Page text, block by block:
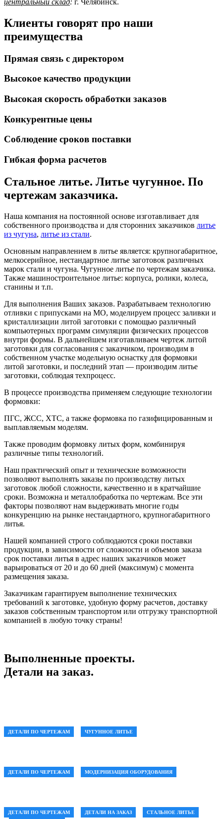
Клиенты говорят про наши
преимущества
Прямая связь с директором
Высокое качество продукции
Высокая скорость обработки заказов
Конкурентные цены
Соблюдение сроков поставки
Гибкая форма расчетов
Стальное литье. Литье чугунное. По
чертежам заказчика.
Наша компания на постоянной основе изготавливает для
собственного производства и для сторонних заказчиков литье
из чугуна, литье из стали.
Основным направлением в литье является: крупногабаритное,
мелкосерийное, нестандартное литье заготовок различных
марок стали и чугуна. Чугунное литье по чертежам заказчика.
Также машиностроительное литье: корпуса, ролики, колеса,
станины и т.п.
Для выполнения Ваших заказов. Разрабатываем технологию
отливки с припусками на МО, моделируем процесс заливки и
кристаллизации литой заготовки с помощью различный
компьютерных программ симуляции физических процессов
внутри формы. В дальнейшем изготавливаем чертеж литой
заготовки для согласования с заказчиком, производим в
собственном участке модельную оснастку для формовки
литой заготовки, и последний этап — производим литье
заготовки, соблюдая техпроцесс.
В процессе производства применяем следующие технологии
формовки:
ПГС, ЖСС, ХТС, а также формовка по газифицированным и
выплавляемым моделям.
Также проводим формовку литых форм, комбинируя
различные типы технологий.
Наш практический опыт и технические возможности
позволяют выполнять заказы по производству литых
заготовок любой сложности, качественно и в кратчайшие
сроки. Возможна и металлобработка по чертежам. Все эти
факторы позволяют нам выдерживать многие годы
конкуренцию на рынке нестандартного, крупногабаритного
литья.
Нашей компанией строго соблюдаются сроки поставки
продукции, в зависимости от сложности и объемов заказа
срок поставки литья в адрес наших заказчиков может
варьироваться от 20 и до 60 дней (максимум) с момента
размещения заказа.
Заказчикам гарантируем выполнение технических
требований к заготовке, удобную форму расчетов, доставку
заказов собственным транспортом или отгрузку транспортной
компанией в любую точку страны!
Выполненные проекты.
Детали на заказ.
ДЕТАЛИ ПО ЧЕРТЕЖАМ ЧУГУННОЕ ЛИТЬЕ
ДЕТАЛИ ПО ЧЕРТЕЖАМ МОДЕРНИЗАЦИЯ ОБОРУДОВАНИЯ
ДЕТАЛИ ПО ЧЕРТЕЖАМ ДЕТАЛИ НА ЗАКАЗ
СТАЛЬНОЕ ЛИТЬЕ